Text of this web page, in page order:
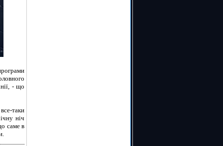
- що
таки
ніч
саме в